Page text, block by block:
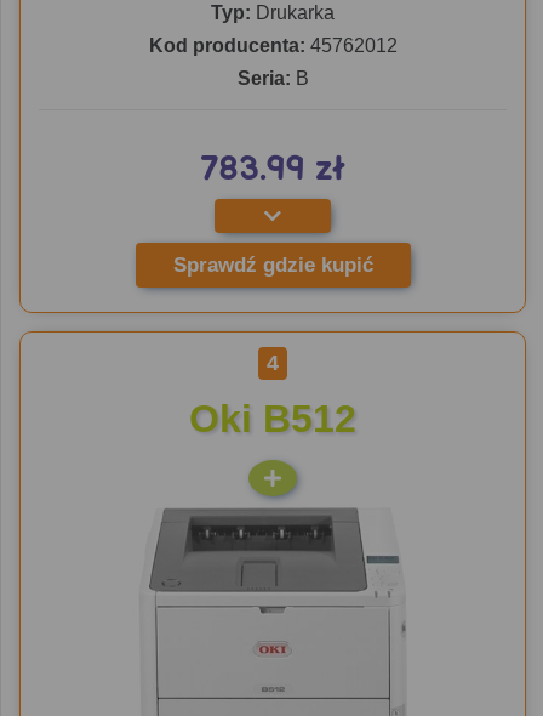
Typ: Drukarka
Kod producenta: 45762012
Seria: B
783.99 zł
Sprawdź gdzie kupić
4
Oki B512